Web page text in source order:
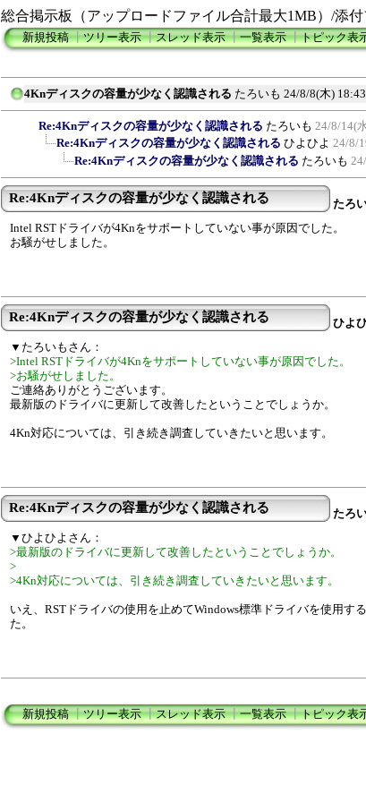
総合掲示板（アップロードファイル合計最大1MB）/添
新規投稿┃ツリー表示┃スレッド表示┃一覧表示┃トピック表
4Knディスクの容量が少なく認識される たろいも 24/8/8(木) 18:43
Re:4Knディスクの容量が少なく認識される たろいも 24/8/14(
Re:4Knディスクの容量が少なく認識される ひよひよ 24/8/
Re:4Knディスクの容量が少なく認識される たろいも
Re:4Knディスクの容量が少なく認識される たろ
Intel RSTドライバが4Knをサポートしていない事が原因でした。
お騒がせしました。
Re:4Knディスクの容量が少なく認識される ひよ
▼たろいもさん：
>Intel RSTドライバが4Knをサポートしていない事が原因でした。
>お騒がせしました。
ご連絡ありがとうございます。
最新版のドライバに更新して改善したということでしょうか。
4Kn対応については、引き続き調査していきたいと思います。
Re:4Knディスクの容量が少なく認識される たろ
▼ひよひよさん：
>最新版のドライバに更新して改善したということでしょうか。
>
>4Kn対応については、引き続き調査していきたいと思います。
いえ、RSTドライバの使用を止めてWindows標準ドライバを使用す
た。
新規投稿┃ツリー表示┃スレッド表示┃一覧表示┃トピック表